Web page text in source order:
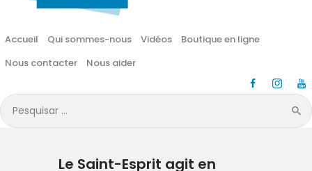
Accueil Qui sommes-nous Vidéos
Boutique en ligne
Nous contacter
Nous aider
Pesquisar
por:
Vidéos
Boutique en ligne
Le Saint-Esprit agit en